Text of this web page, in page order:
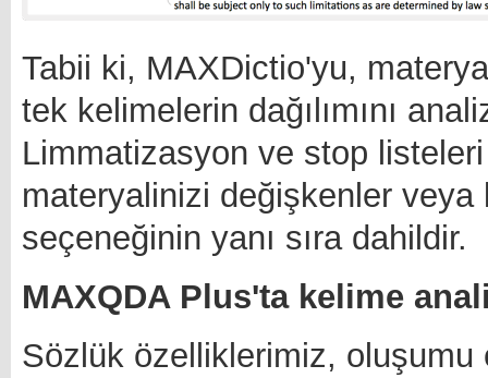
Tabii ki, MAXDictio'yu,
tek kelimelerin dağılımını
Limmatizasyon ve stop
materyalinizi değişkenler
seçeneğinin yanı sıra dahildir.
MAXQDA Plus'ta kelime
Sözlük özelliklerimiz, oluşumu